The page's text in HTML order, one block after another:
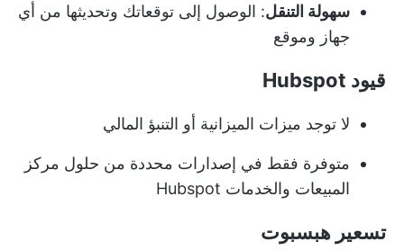
سهولة التنقل: الوصول إلى توقعاتك وتحديثها من أي
جهاز وموقع
قيود Hubspot
لا توجد ميزات الميزانية أو التنبؤ المالي
متوفرة فقط في إصدارات محددة من حلول مركز
المبيعات والخدمات Hubspot
تسعير هبسبوت